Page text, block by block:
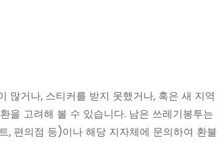
많거나, 스티커를 받지 못했거나, 혹은 새 지역
을 고려해 볼 수 있습니다. 남은 쓰레기봉투는
, 편의점 등)이나 해당 지자체에 문의하여 환불